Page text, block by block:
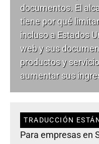
documentos. El
tiene por qué
incluso a Estados
web y sus
productos y
aumentar sus
TRADUCCIÓN
Para empresas en